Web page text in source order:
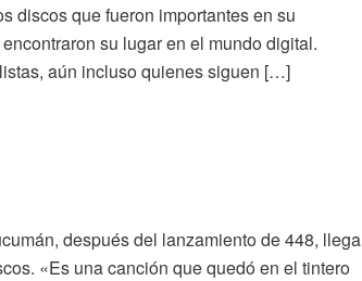
discos que fueron importantes en su
su lugar en el mundo digital.
aún incluso quienes siguen […]
después del lanzamiento de 448, llega
«Es una canción que quedó en el tintero